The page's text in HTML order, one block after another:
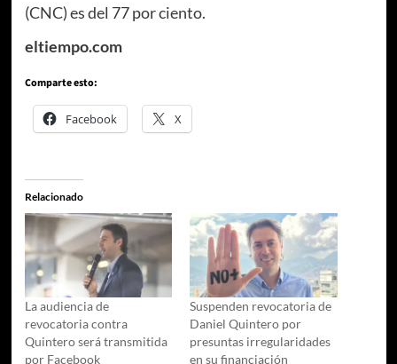
(CNC) es del 77 por ciento.
eltiempo.com
Comparte esto:
Facebook X
Relacionado
La audiencia de
revocatoria contra
Quintero será transmitida
por Facebook
Suspenden revocatoria de
Daniel Quintero por
presuntas irregularidades
en su financiación